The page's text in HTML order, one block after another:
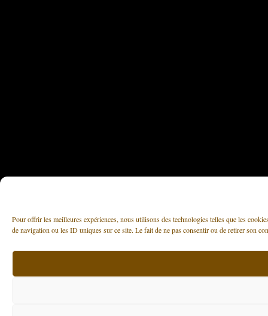
Pour offrir les meilleures expériences, nous utilisons des technologies telles que les
de navigation ou les ID uniques sur ce site. Le fait de ne pas consentir ou de retirer son